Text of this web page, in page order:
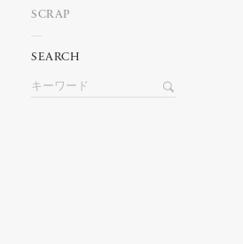
SCRAP
SEARCH